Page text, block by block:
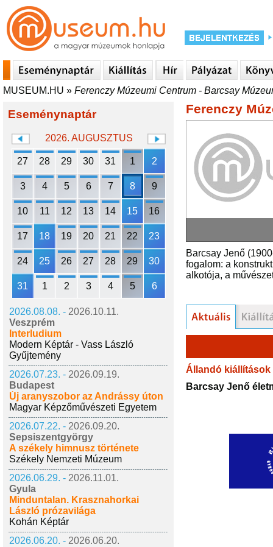
MUSEUM.HU » Ferenczy Múzeumi Centrum - Barcsay
Eseménynaptár
2026. AUGUSZTUS
27 28 29 30 31 1 2
3 4 5 6 7 8 9
10 11 12 13 14 15 16
17 18 19 20 21 22 23
24 25 26 27 28 29 30
31 1 2 3 4 5 6
2026.08.08. - 2026.10.11.
Veszprém
Interludium
Modern Képtár - Vass László
Gyűjtemény
2026.07.23. - 2026.09.19.
Budapest
Új aranyszobor az Andrássy úton
Magyar Képzőművészeti Egyetem
2026.07.22. - 2026.09.20.
Sepsiszentgyörgy
A székely himnusz története
Székely Nemzeti Múzeum
2026.06.29. - 2026.11.01.
Gyula
Minduntalan. Krasznahorkai
László prózavilága
Kohán Képtár
2026.06.20. - 2026.06.20.
Ferenczy
Barcsay Jenő
fogalom: a
alkotója, a
Állandó kiállítások
Barcsay Jenő